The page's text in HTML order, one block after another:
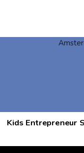
Kids Entrepreneur